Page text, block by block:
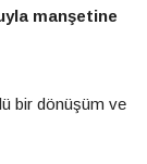
manşetine
bir dönüşüm ve